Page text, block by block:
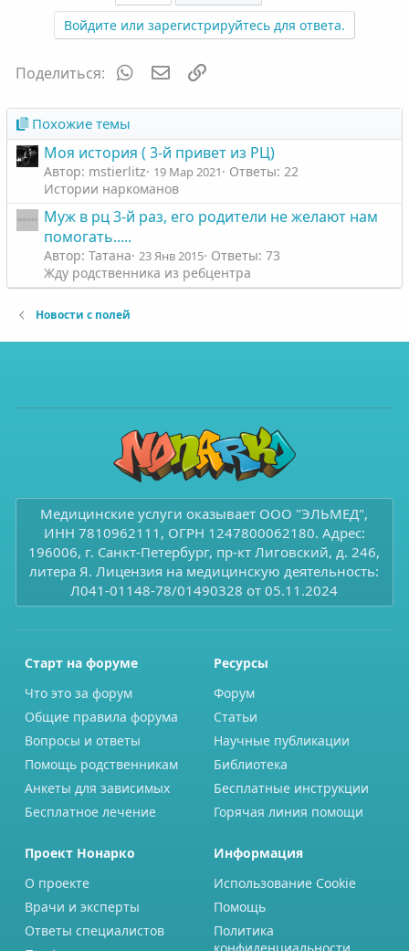
ц
и
Войдите или зарегистрируйтесь для ответа.
Поделиться: WhatsAppЭлектронная почта
Похожие темы
Моя история ( 3-й привет из РЦ)
Автор: mstierlitz 19 Мар 2021
Ответы: 22
Истории наркоманов
Муж в рц 3-й раз, его родители не желают нам
помогать.....
Автор: Татана 23 Янв 2015 Ответы: 73
Жду родственника из ребцентра
Новости с полей
Медицинские услуги оказывает ООО "ЭЛЬМЕД",
ИНН 7810962111, ОГРН 1247800062180. Адрес:
196006, г. Санкт-Петербург, пр-кт Лиговский, д. 246,
литера Я. Лицензия на медицинскую деятельность:
Л041-01148-78/01490328 от 05.11.2024
Старт на форуме
Что это за форум
Общие правила форума
Вопросы и ответы
Помощь родственникам
Анкеты для зависимых
Бесплатное лечение
Ресурсы
Форум
Статьи
Научные публикации
Библиотека
Бесплатные инструкции
Горячая линия помощи
Проект Нонарко
О проекте
Врачи и эксперты
Ответы специалистов
Информация
Использование Cookie
Помощь
Политика